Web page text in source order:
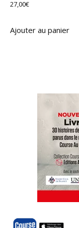
27,00€
Ajouter au panier